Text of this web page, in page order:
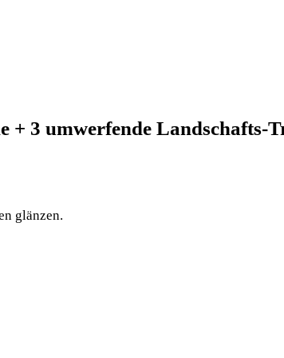
3 umwerfende Landschafts-
glänzen.